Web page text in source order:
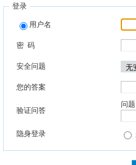
登录
用户名
密 码
安全问题
您的答案
验证问答
问
隐身登录